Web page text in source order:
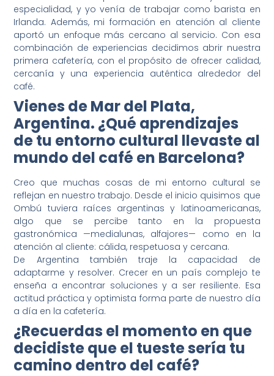
especialidad, y yo venía de trabajar como barista en
Irlanda. Además, mi formación en atención al cliente
aportó un enfoque más cercano al servicio. Con esa
combinación de experiencias decidimos abrir nuestra
primera cafetería, con el propósito de ofrecer calidad,
cercanía y una experiencia auténtica alrededor del
café.
Vienes de Mar del Plata,
Argentina. ¿Qué aprendizajes
de tu entorno cultural llevaste al
mundo del café en Barcelona?
Creo que muchas cosas de mi entorno cultural se
reflejan en nuestro trabajo. Desde el inicio quisimos que
Ombú tuviera raíces argentinas y latinoamericanas,
algo que se percibe tanto en la propuesta
gastronómica —medialunas, alfajores— como en la
atención al cliente: cálida, respetuosa y cercana.
De Argentina también traje la capacidad de
adaptarme y resolver. Crecer en un país complejo te
enseña a encontrar soluciones y a ser resiliente. Esa
actitud práctica y optimista forma parte de nuestro día
a día en la cafetería.
¿Recuerdas el momento en que
decidiste que el tueste sería tu
camino dentro del café?